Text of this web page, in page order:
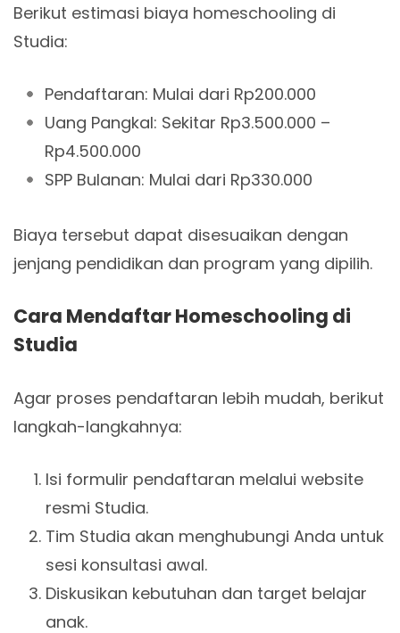
Berikut estimasi biaya homeschooling di
Studia:
Pendaftaran: Mulai dari Rp200.000
Uang Pangkal: Sekitar Rp3.500.000 –
Rp4.500.000
SPP Bulanan: Mulai dari Rp330.000
Biaya tersebut dapat disesuaikan dengan
jenjang pendidikan dan program yang dipilih.
Cara Mendaftar Homeschooling di
Studia
Agar proses pendaftaran lebih mudah, berikut
langkah-langkahnya:
Isi formulir pendaftaran melalui website
resmi Studia.
Tim Studia akan menghubungi Anda untuk
sesi konsultasi awal.
Diskusikan kebutuhan dan target belajar
anak.